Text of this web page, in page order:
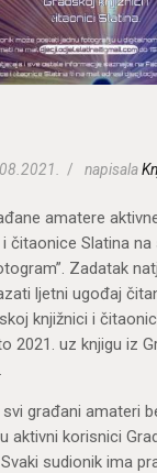
napisala
amatere
čitaonice Slatina na
Zadatak
ljetni ugođaj
knjižnici i
2021. uz knjigu iz
građani amateri
aktivni korisnici
sudionik ima